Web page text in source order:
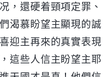
，還硬着頸項定罪、
渴慕盼望主顯現的誠
迎主再來的真實表現
這些人信主盼望主耶